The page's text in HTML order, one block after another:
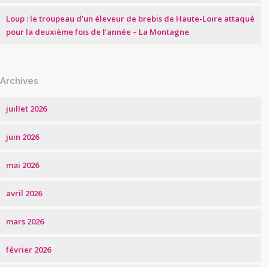
Loup : le troupeau d’un éleveur de brebis de Haute-Loire attaqué
pour la deuxième fois de l’année – La Montagne
Archives
juillet 2026
juin 2026
mai 2026
avril 2026
mars 2026
février 2026